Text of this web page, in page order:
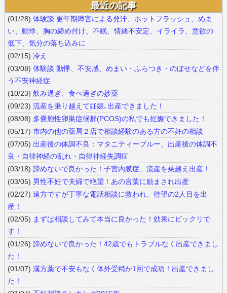
最近の記事
(01/28) 体験談 更年期障害による発汗、ホットフラッシュ、めま
い、動悸、胸の締め付け、不眠、情緒不安定、イライラ、意欲の
低下、気分の落ち込みに
(02/15) 冷え
(03/08) 体験談 動悸、不安感、めまい・ふらつき・のぼせなどを伴
う不安神経症
(10/23) 飲み過ぎ、食べ過ぎの妙薬
(09/23) 流産を乗り越えて妊娠､出産できました！
(08/08) 多嚢胞性卵巣症候群(PCOS)の私でも妊娠できました！
(05/17) 市内の他の薬局２店で相談経験のある方の不妊の相談
(07/05) 出産後の体調不良：マタニティーブルー、出産後の体調不
良・自律神経の乱れ・自律神経失調症
(03/18) 諦めないで良かった！子宮内膜症、流産を乗越え出産！
(03/05) 男性不妊で夫婦で絶望！あの言葉に励まされ出産
(02/27) 遠方ですが丁寧な電話相談に救われ、待望の2人目を出
産！
(02/05) まずは相談してみて本当に良かった！効果にビックリで
す！
(01/26) 諦めないで良かった！42歳でもトラブルなく出産できまし
た！
(01/07) 漢方薬で不安もなく体外受精が1回で成功！出産できまし
た！